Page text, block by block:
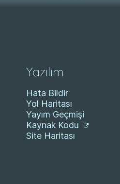
Yazılım
Hata Bildir
Yol Haritası
Yayım Geçmişi
Kaynak Kodu
Site Haritası